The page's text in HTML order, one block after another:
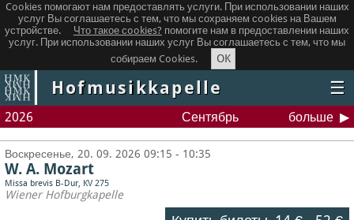
Cookies помогают нам предоставлять услуги. При использовании наших
услуг Вы соглашаетесь с тем, что мы сохраняем сookies на Вашем
устройстве.
Что такое сookies? помогите нам в предоставлении наших
услуг. При использовании наших услуг Вы соглашаетесь с тем, что мы
собираем Cookies.
OK
Hofmusikkapelle ☰
2026 Сентябрь больше
Воскресенье, 20. 09. 2026 09:15 - 10:35
W. A. Mozart
Missa brevis B-Dur, KV 275
Wiener Hofburgkapelle